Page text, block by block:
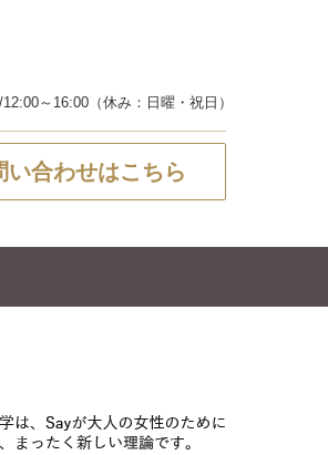
～16:00（休み：日曜・祝日）
い合わせはこちら